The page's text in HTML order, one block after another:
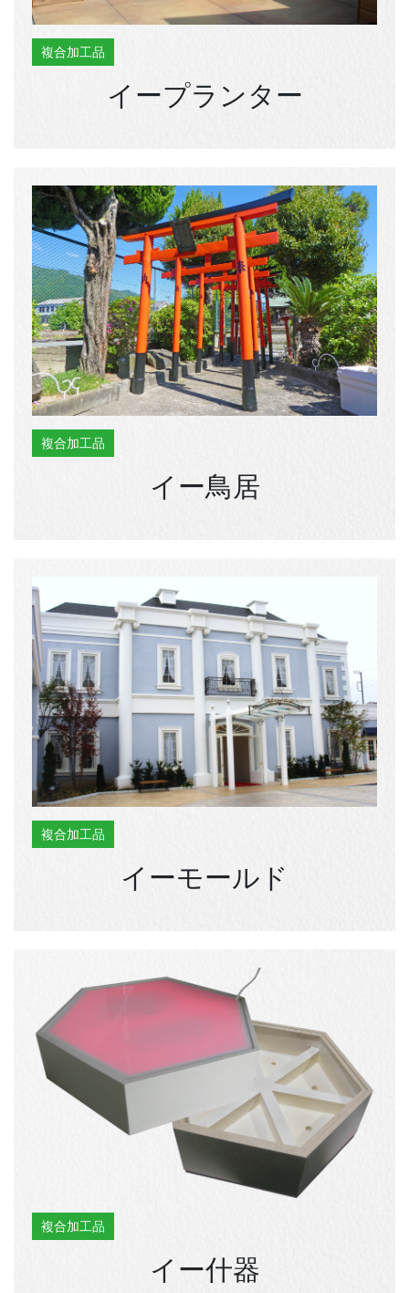
複合加工品
イープランター
複合加工品
イー鳥居
複合加工品
イーモールド
複合加工品
イー什器